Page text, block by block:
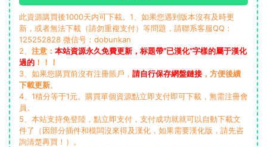
此資源購買後1000天内可下載。1、如果您遇到版本沒有及時更
新，或者無法下載（請勿重複支付）等問題，請聯系客服QQ：
125252828 微信号：dobunkan
2、 注意： 本站資源永久免費更新，标題帶“已漢化”字樣的屬于漢化
過的 ！！！
3、如果您購買前沒有注冊賬戶， 請自行保存網盤鏈接 ，方便後續
下載更新。
4、1積分等于1元。購買單個資源點立即支付即可下載，無需注冊會
員。
5、本站支持免登陸，點立即支付，支付成功就就可以自動下載文
件了（因部分插件和模闆沒來得及漢化，如果需要漢化版，請先咨
詢清楚再買！）。